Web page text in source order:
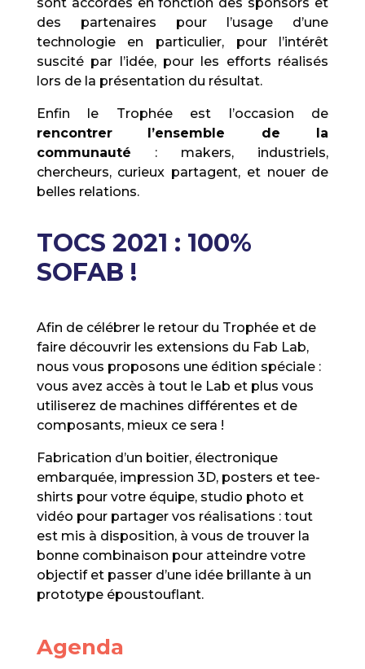
des partenaires pour l’usage d’une
technologie en particulier, pour l’intérêt
suscité par l’idée, pour les efforts réalisés
lors de la présentation du résultat.
Enfin le Trophée est l’occasion de
rencontrer
l’ensemble de la
communauté : makers, industriels,
chercheurs, curieux partagent, et nouer de
belles relations.
TOCS 2021 : 100%
SOFAB !
Afin de célébrer le retour du Trophée et de
faire découvrir les extensions du Fab Lab,
nous vous proposons une édition spéciale :
vous avez accès à tout le Lab et plus vous
utiliserez de machines différentes et de
composants, mieux ce sera !
Fabrication d’un boitier, électronique
embarquée, impression 3D, posters et tee-
shirts pour votre équipe, studio photo et
vidéo pour partager vos réalisations : tout
est mis à disposition, à vous de trouver la
bonne combinaison pour atteindre votre
objectif et passer d’une idée brillante à un
prototype époustouflant.
Agenda